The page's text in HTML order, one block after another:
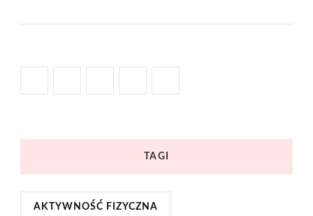
TAGI
AKTYWNOŚĆ FIZYCZNA